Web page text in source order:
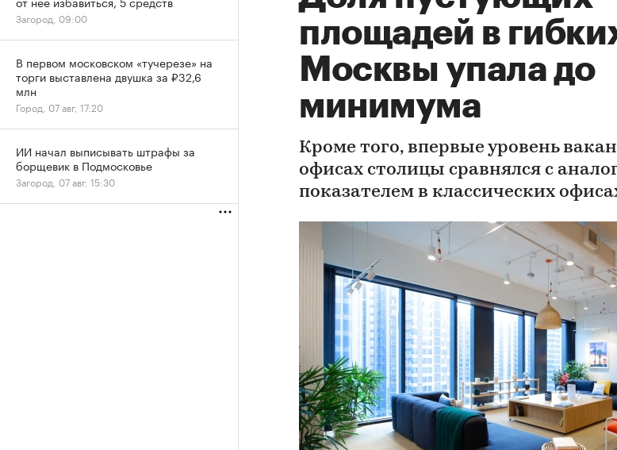
площадей в
Москвы упала до
минимума
Кроме того, впервые уровень
офисах столицы сравнялся с
показателем в классических
Загород, 09:00
В первом московском «тучерезе» на
торги выставлена двушка за ₽32,6
млн
Город, 07 авг, 17:20
ИИ начал выписывать штрафы за
борщевик в Подмосковье
Загород, 07 авг, 15:30